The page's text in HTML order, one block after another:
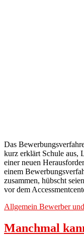
Das
kurz erklärt Schule aus,
einer neuen
einem
zusammen, hübscht
vor dem
Allgemein Bewerber
Manchmal